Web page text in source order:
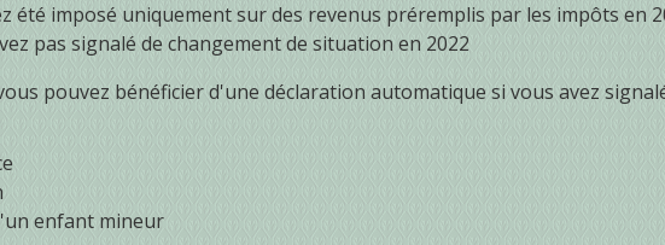
été imposé uniquement sur des revenus préremplis par les impôts en
pas signalé de changement de situation en 2022
pouvez bénéficier d'une déclaration automatique si vous avez
enfant mineur